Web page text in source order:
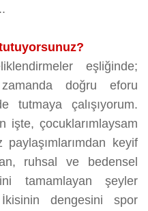
tutuyorsunuz?
eşliğinde;
doğru eforu
tutmaya çalışıyorum.
işte, çocuklarımlaysam
keyif
ruhsal ve bedensel
tamamlayan şeyler
dengesini spor